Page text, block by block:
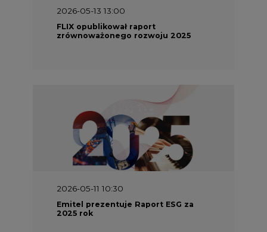
2026-05-13 13:00
FLIX opublikował raport
zrównoważonego rozwoju 2025
2026-05-11 10:30
Emitel prezentuje Raport ESG za
2025 rok